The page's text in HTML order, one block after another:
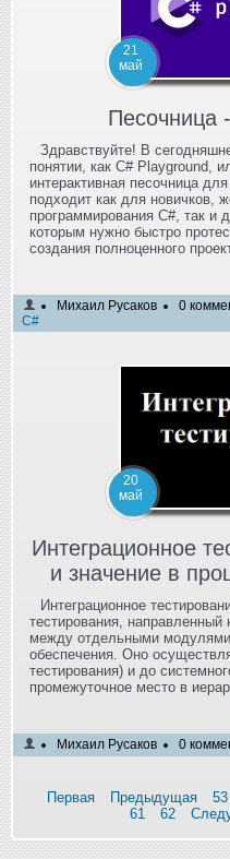
21
май
Песочница
Здравствуйте! В
понятии, как C# Playground,
интерактивная песочница
подходит как для новичков,
программирования C#, так и
которым нужно быстро
создания полноценного
Михаил Русаков
0
C#
20
май
Интеграционное
и значение в
Интеграционное
тестирования, направленный
между отдельными
обеспечения. Оно
тестирования) и до
промежуточное место в
Михаил Русаков 0
Первая Предыдущая 53
61
62